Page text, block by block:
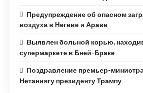
Предупреждение об опасном
воздуха в Негеве и Араве
Выявлен больной корью,
супермаркете в Бней-Браке
Поздравление премьер-
Нетаниягу президенту Трампу